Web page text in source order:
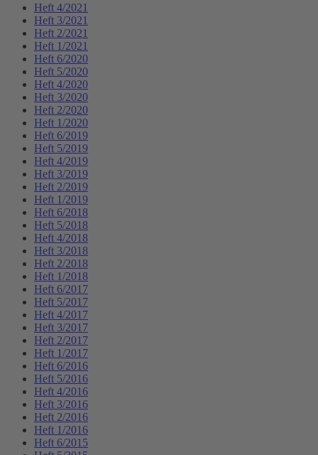
Heft 4/2021
Heft 3/2021
Heft 2/2021
Heft 1/2021
Heft 6/2020
Heft 5/2020
Heft 4/2020
Heft 3/2020
Heft 2/2020
Heft 1/2020
Heft 6/2019
Heft 5/2019
Heft 4/2019
Heft 3/2019
Heft 2/2019
Heft 1/2019
Heft 6/2018
Heft 5/2018
Heft 4/2018
Heft 3/2018
Heft 2/2018
Heft 1/2018
Heft 6/2017
Heft 5/2017
Heft 4/2017
Heft 3/2017
Heft 2/2017
Heft 1/2017
Heft 6/2016
Heft 5/2016
Heft 4/2016
Heft 3/2016
Heft 2/2016
Heft 1/2016
Heft 6/2015